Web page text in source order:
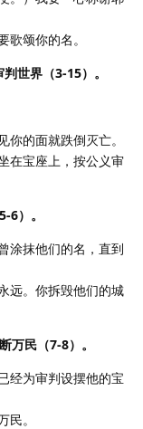
歌颂你的名。
世界（3-15）。
你的面就跌倒灭亡。
在宝座上，按公义审
）。
涂抹他们的名，直到
远。你拆毁他们的城
民（7-8）。
经为审判设摆他的宝
。